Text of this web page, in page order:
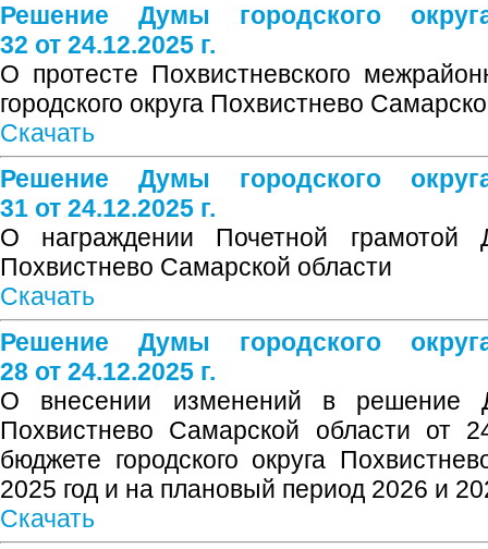
Решение Думы городского
32 от 24.12.2025 г.
О протесте Похвистневского
городского округа Похвистнево
Скачать
Решение Думы городского
31 от 24.12.2025 г.
О награждении Почетной грамотой
Похвистнево Самарской области
Скачать
Решение Думы городского
28 от 24.12.2025 г.
О внесении изменений в решение
Похвистнево Самарской области
бюджете городского округа
2025 год и на плановый период 2026 и
Скачать